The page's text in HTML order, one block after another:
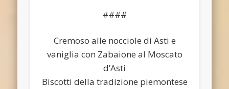
####
Cremoso alle nocciole di Asti e
vaniglia con Zabaione al Moscato
d’Asti
Biscotti della tradizione piemontese